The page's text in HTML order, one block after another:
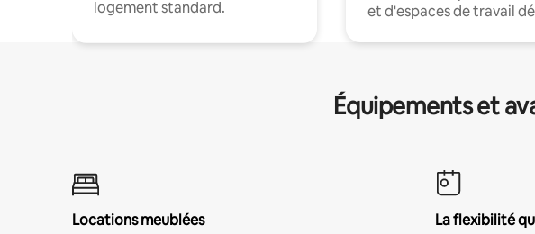
logement standard.
et d'espaces de travail
Équipements et
Locations meublées
La flexibilité